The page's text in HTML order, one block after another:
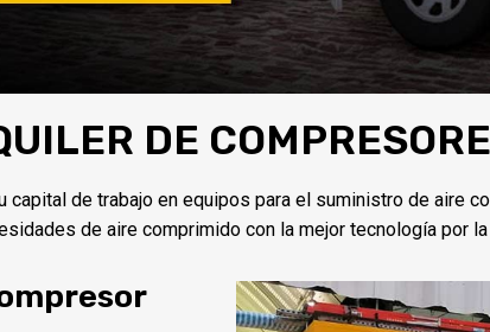
DE
capital de trabajo en equipos para el suministro de aire
de aire comprimido con la mejor tecnología por